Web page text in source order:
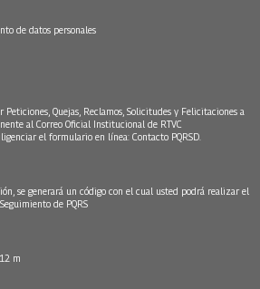
de datos personales
Peticiones, Quejas, Reclamos, Solicitudes y Felicitaciones a
al Correo Oficial Institucional de RTVC
el formulario en línea: Contacto PQRSD.
se generará un código con el cual usted podrá realizar el
Seguimiento de PQRS
m